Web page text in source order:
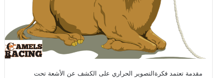
مقدمة تعتمد فكرةالتصوير الحراري على الكشف عن الأشعة تحت